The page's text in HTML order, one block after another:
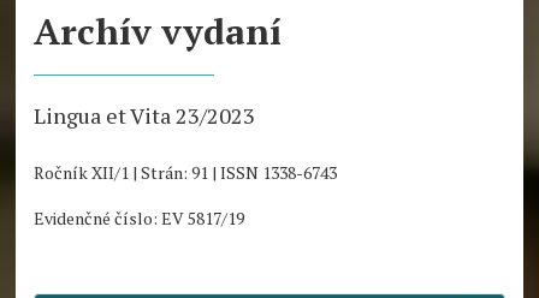
Archív vydaní
Lingua et Vita 23/2023
Ročník XII/1 | Strán: 91 | ISSN 1338-6743
Evidenčné číslo: EV 5817/19